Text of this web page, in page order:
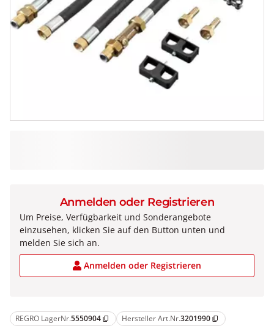
REGRO LagerNr.5550904 content_copy Hersteller Art.Nr.3201990 content_copy
Anmelden oder Registrieren
Um Preise, Verfügbarkeit und Sonderangebote
einzusehen, klicken Sie auf den Button unten und
melden Sie sich an.
Anmelden oder Registrieren